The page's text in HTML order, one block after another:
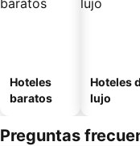
Hoteles
baratos
Hoteles
lujo
Preguntas